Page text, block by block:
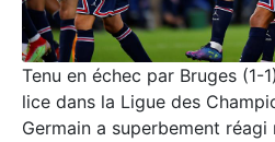
Tenu en échec par Bruges (1-
lice dans la Ligue des
Germain a superbement